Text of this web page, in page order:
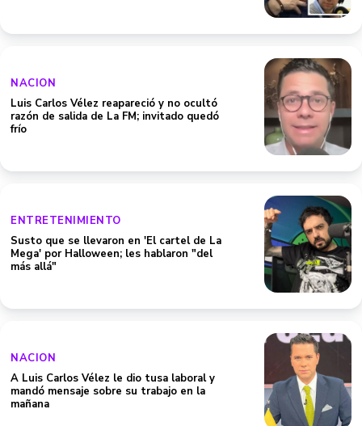
NACION
Luis Carlos Vélez reapareció y no ocultó
razón de salida de La FM; invitado quedó
frío
ENTRETENIMIENTO
Susto que se llevaron en 'El cartel de La
Mega' por Halloween; les hablaron "del
más allá"
NACION
A Luis Carlos Vélez le dio tusa laboral y
mandó mensaje sobre su trabajo en la
mañana